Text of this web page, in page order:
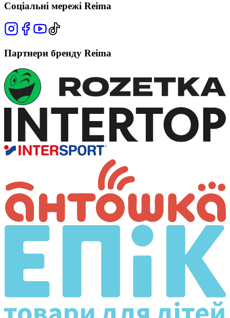
Соціальні мережі Reima
Партнери бренду Reima